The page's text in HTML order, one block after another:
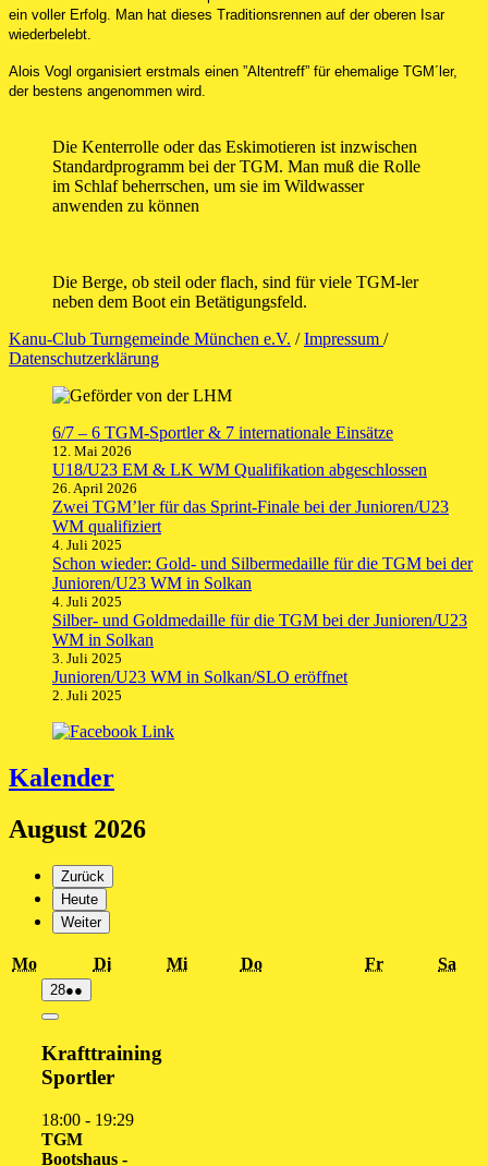
ein voller Erfolg. Man hat dieses Traditionsrennen auf der oberen Isar
wiederbelebt.
Alois Vogl organisiert erstmals einen ”Altentreff” für ehemalige TGM´ler,
der bestens angenommen wird.
Die Kenterrolle oder das Eskimotieren ist inzwischen
Standardprogramm bei der TGM. Man muß die Rolle
im Schlaf beherrschen, um sie im Wildwasser
anwenden zu können
Die Berge, ob steil oder flach, sind für viele TGM-ler
neben dem Boot ein Betätigungsfeld.
Kanu-Club Turngemeinde München e.V. /Impressum /
Datenschutzerklärung
6/7 – 6 TGM-Sportler & 7 internationale Einsätze
12. Mai 2026
U18/U23 EM & LK WM Qualifikation abgeschlossen
26. April 2026
Zwei TGM’ler für das Sprint-Finale bei der Junioren/U23
WM qualifiziert
4. Juli 2025
Schon wieder: Gold- und Silbermedaille für die TGM bei der
Junioren/U23 WM in Solkan
4. Juli 2025
Silber- und Goldmedaille für die TGM bei der Junioren/U23
WM in Solkan
3. Juli 2025
Junioren/U23 WM in Solkan/SLO eröffnet
2. Juli 2025
Kalender
August 2026
Zurück
Heute
Weiter
MoMontag DiDienstagMiMittwoch
DoDonnerstag FrFreitag Sa
2828.
Juli
●●
Veranstaltungen)
Close
Krafttraining
Sportler
18:00 - 19:29
TGM
Bootshaus -